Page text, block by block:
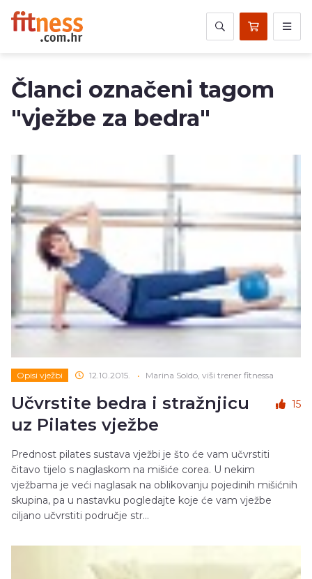
Članci označeni tagom
"vježbe za bedra"
Opisi vježbi 12.10.2015. • Marina Soldo, viši trener fitnessa
Učvrstite bedra i stražnjicu
uz Pilates vježbe
15
Prednost pilates sustava vježbi je što će vam učvrstiti
čitavo tijelo s naglaskom na mišiće corea. U nekim
vježbama je veći naglasak na oblikovanju pojedinih mišićnih
skupina, pa u nastavku pogledajte koje će vam vježbe
ciljano učvrstiti područje str...